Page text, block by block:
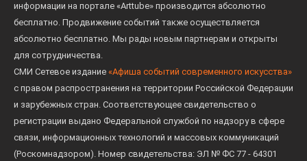
информации на портале «Arttube» производится абсолютно
бесплатно. Продвижение событий также осуществляется
абсолютно бесплатно. Мы рады новым партнерам и открыты
для сотрудничества.
СМИ Сетевое издание «Афиша событий современного искусства»
с правом распространения на территории Российской Федерации
и зарубежных стран. Соответствующее свидетельство о
регистрации выдано Федеральной службой по надзору в сфере
связи, информационных технологий и массовых коммуникаций
(Роскомнадзором). Номер свидетельства: ЭЛ № ФС 77 - 64301